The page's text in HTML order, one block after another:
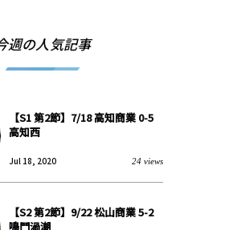
週の人気記事
【S1 第2節】7/18 高知商業 0-5
高知西
Jul 18, 2020 24 views
【S2 第2節】9/22 松山商業 5-2
鳴門渦潮